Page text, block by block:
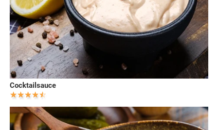
Cocktailsauce